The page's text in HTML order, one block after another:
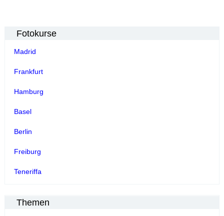
Fotokurse
Madrid
Frankfurt
Hamburg
Basel
Berlin
Freiburg
Teneriffa
Themen